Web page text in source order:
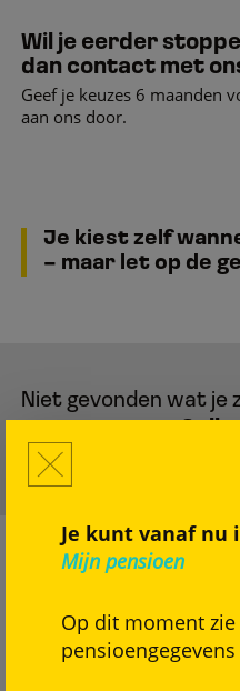
Wil je eerder
dan contact met
Geef je keuzes 6 maanden
aan ons door.
Je kiest zelf
– maar let op de
Niet gevonden wat je
Flexibele regeling.
Je kunt vanaf nu
Mijn pensioen
Op dit moment